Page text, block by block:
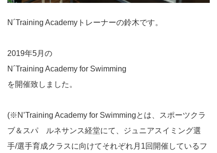
N´Training Academyトレーナーの鈴木です。
2019年5月の
N´Training Academy for Swimming
を開催致しました。
(※N’Training Academy for Swimmingとは、スポーツクラ
ブ＆スパ ルネサンス経堂にて、ジュニアスイミング選
手/選手育成クラスに向けてそれぞれ月1回開催しているフ